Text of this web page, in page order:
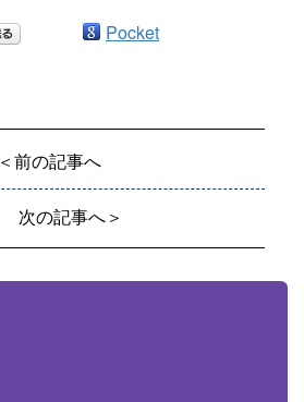
Pocket
＜前の記事へ
次の記事へ＞